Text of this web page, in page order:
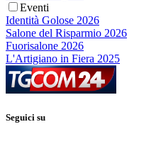
Eventi
Identità Golose 2026
Salone del Risparmio 2026
Fuorisalone 2026
L'Artigiano in Fiera 2025
Seguici su